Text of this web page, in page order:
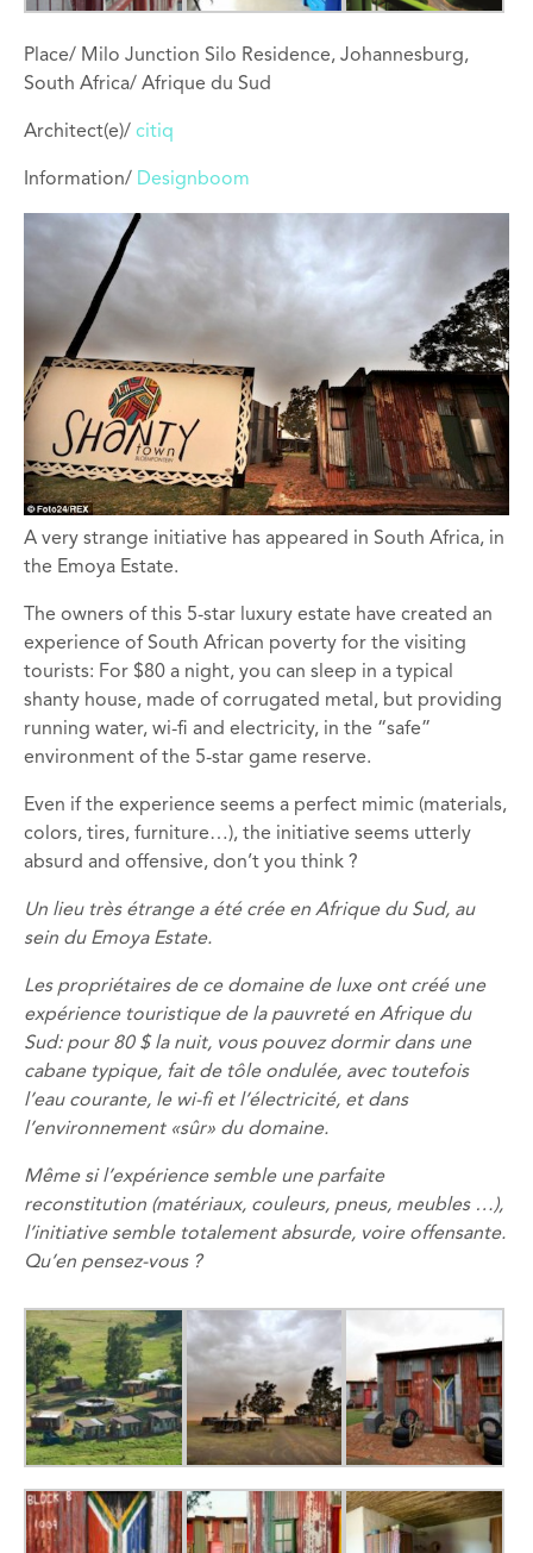
Place/ Milo Junction Silo Residence, Johannesburg,
South Africa/ Afrique du Sud
Architect(e)/ citiq
Information/ Designboom
A very strange initiative has appeared in South Africa, in
the Emoya Estate.
The owners of this 5-star luxury estate have created an
experience of South African poverty for the visiting
tourists: For $80 a night, you can sleep in a typical
shanty house, made of corrugated metal, but providing
running water, wi-fi and electricity, in the “safe”
environment of the 5-star game reserve.
Even if the experience seems a perfect mimic (materials,
colors, tires, furniture…), the initiative seems utterly
absurd and offensive, don’t you think ?
Un lieu très étrange a été crée en Afrique du Sud, au
sein du Emoya Estate.
Les propriétaires de ce domaine de luxe ont créé une
expérience touristique de la pauvreté en Afrique du
Sud: pour 80 $ la nuit, vous pouvez dormir dans une
cabane typique, fait de tôle ondulée, avec toutefois
l’eau courante, le wi-fi et l’électricité, et dans
l’environnement «sûr» du domaine.
Même si l’expérience semble une parfaite
reconstitution (matériaux, couleurs, pneus, meubles …),
l’initiative semble totalement absurde, voire offensante.
Qu’en pensez-vous ?